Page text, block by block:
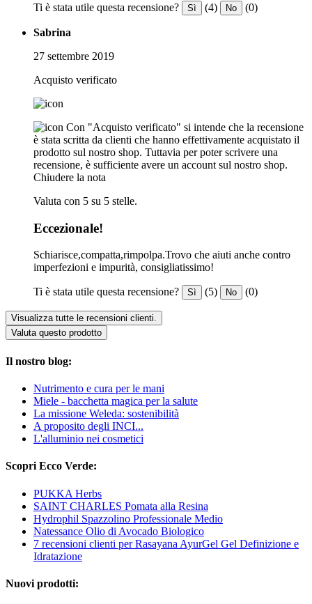
Ti è stata utile questa recensione? Sì (4) No (0)
Sabrina
27 settembre 2019
Acquisto verificato
Con "Acquisto verificato" si intende che la recensione
è stata scritta da clienti che hanno effettivamente acquistato il
prodotto sul nostro shop. Tuttavia per poter scrivere una
recensione, è sufficiente avere un account sul nostro shop.
Chiudere la nota
Valuta con 5 su 5 stelle.
Eccezionale!
Schiarisce,compatta,rimpolpa.Trovo che aiuti anche contro
imperfezioni e impurità, consigliatissimo!
Ti è stata utile questa recensione? Sì (5) No (0)
Visualizza tutte le recensioni clienti.
Valuta questo prodotto
Il nostro blog:
Nutrimento e cura per le mani
Miele - bacchetta magica per la salute
La missione Weleda: sostenibilità
A proposito degli INCI...
L'alluminio nei cosmetici
Scopri Ecco Verde:
PUKKA Herbs
SAINT CHARLES Pomata alla Resina
Hydrophil Spazzolino Professionale Medio
Natessance Olio di Avocado Biologico
7 recensioni clienti per Rasayana AyurGel Gel Definizione e
Idratazione
Nuovi prodotti: